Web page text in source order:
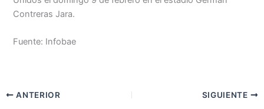
Contreras Jara.
Fuente: Infobae
ANTERIOR SIGUIENTE